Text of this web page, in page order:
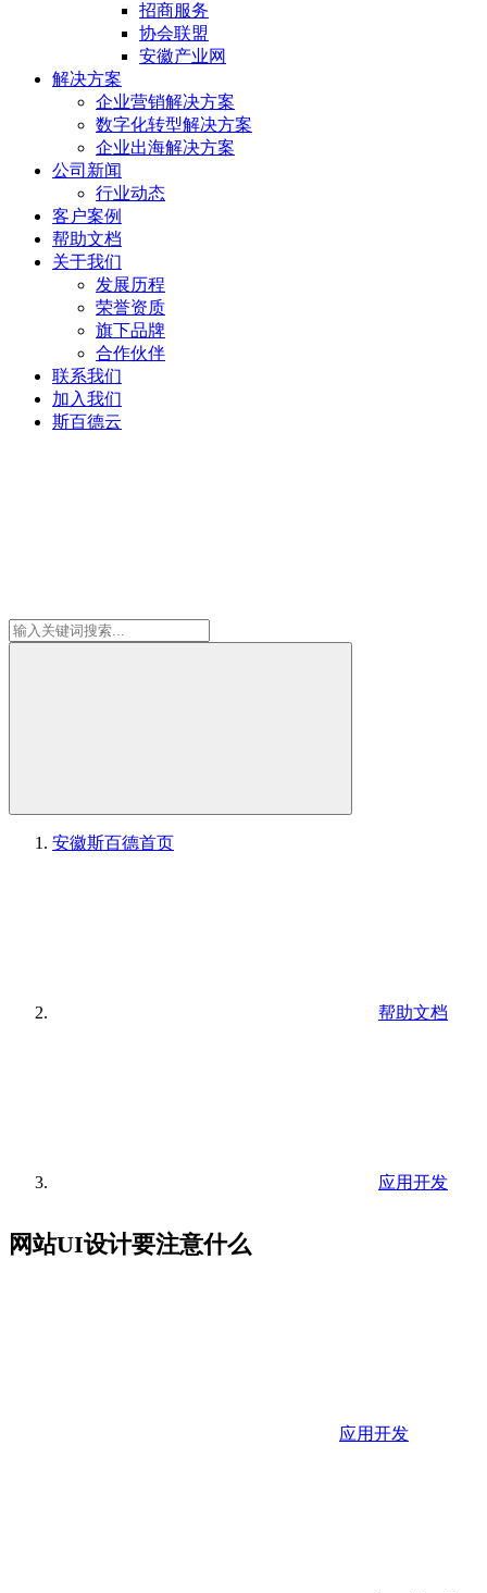
招商服务
协会联盟
安徽产业网
解决方案
企业营销解决方案
数字化转型解决方案
企业出海解决方案
公司新闻
行业动态
客户案例
帮助文档
关于我们
发展历程
荣誉资质
旗下品牌
合作伙伴
联系我们
加入我们
斯百德云
安徽斯百德首页
帮助文档
应用开发
网站UI设计要注意什么
应用开发